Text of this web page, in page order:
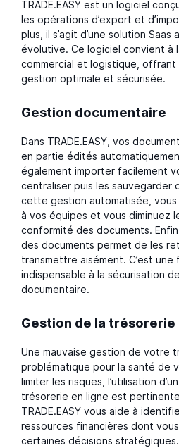
TRADE.EASY est un logiciel
les opérations d’export et
plus, il s’agit d’une solution
évolutive. Ce logiciel convient à
commercial et logistique,
gestion optimale et sécurisée.
Gestion documentaire
Dans TRADE.EASY, vos
en partie édités
également importer facilement
centraliser puis les sauvegarder
cette gestion automatisée,
à vos équipes et vous diminuez
conformité des documents.
des documents permet de les
transmettre aisément. C’est
indispensable à la sécurisation
documentaire.
Gestion de la trésorerie
Une mauvaise gestion de votre
problématique pour la santé de
limiter les risques, l’utilisation
trésorerie en ligne est
TRADE.EASY vous aide à
ressources financières dont
certaines décisions